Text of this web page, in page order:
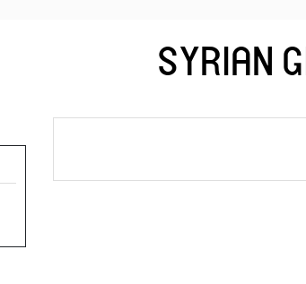
SYRIAN